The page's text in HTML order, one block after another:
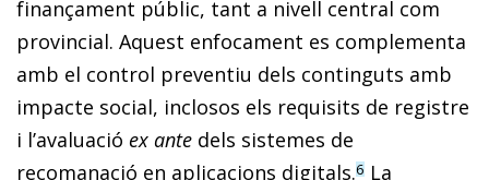
finançament públic, tant a nivell central com
provincial. Aquest enfocament es complementa
amb el control preventiu dels continguts amb
impacte social, inclosos els requisits de registre
i l’avaluació ex ante dels sistemes de
recomanació en aplicacions digitals.6 La